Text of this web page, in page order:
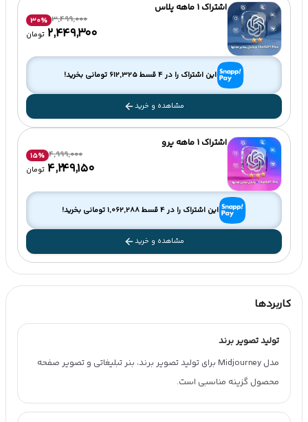
اشتراک 1 ماهه پلاس
3,499,000
30%
۲٬۴۴۹٬۳۰۰ تومان
این اشتراک را در 4 قسط 612,325 تومانی بخرید!
مشاهده و خرید
اشتراک 1 ماهه پرو
4,999,000
15%
۴٬۲۴۹٬۱۵۰ تومان
این اشتراک را در 4 قسط 1,062,288تومانی بخرید!
مشاهده و خرید
کاربردها
تولید تصویر برند
مدل Midjourney برای تولید تصویر برند، بنر تبلیغاتی و تصویر صفحه
محصول گزینه مناسبی است.